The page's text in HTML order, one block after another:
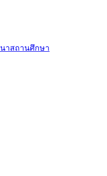
าสถานศึกษา